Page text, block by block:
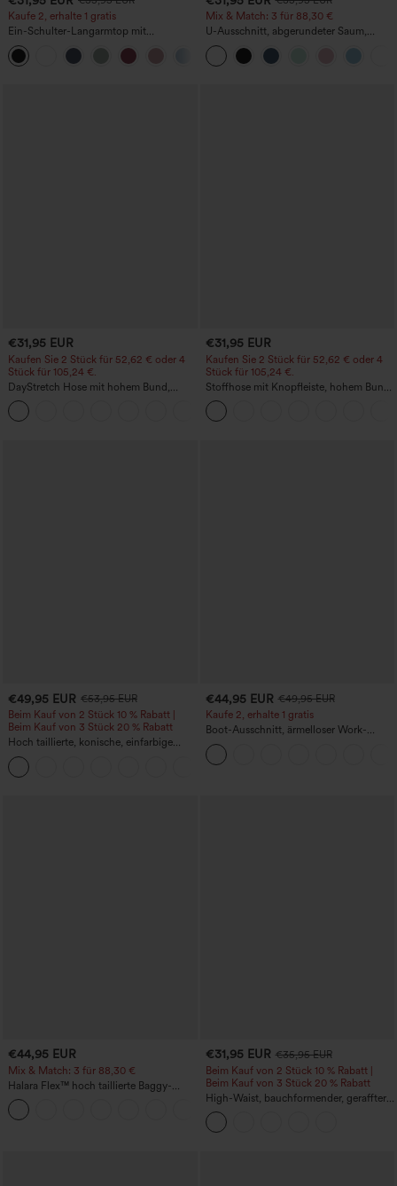
Kaufe 2, erhalte 1 gratis
Ein-Schulter-Langarmtop mit
Daumenloch, geschwungener Saum
(High-Low), schnell trocknend – Yoga-
Sporttop mit integriertem BH
+3
Mix & Match: 3 für 88,30 €
U-Ausschnitt, abgerundeter Saum,
InstantCool Yoga-Trägertop – UPF50+
€31,95 EUR
Kaufen Sie 2 Stück für 52,62 € oder 4
Stück für 105,24 €.
DayStretch Hose mit hohem Bund,
Barrel-Leg und Taschen
€31,95 EUR
Kaufen Sie 2 Stück für 52,62 € oder 4
Stück für 105,24 €.
Stoffhose mit Knopfleiste, hohem Bund,
mehreren Taschen und geradem Bein
€49,95 EUR €53,95 EUR
Beim Kauf von 2 Stück 10 % Rabatt |
Beim Kauf von 3 Stück 20 % Rabatt
Hoch taillierte, konische, einfarbige
Anzughose mit Seitentaschen
€44,95 EUR €49,95 EUR
Kaufe 2, erhalte 1 gratis
Boot-Ausschnitt, ärmelloser Work-
Jumpsuit mit seitlicher Bindung,
kühlender Cool-Touch-Effekt, gestreift
und mit Taschen – Easy Peezy Edition
€44,95 EUR
Mix & Match: 3 für 88,30 €
Halara Flex™ hoch taillierte Baggy-
Jeans mit Taschen, weitem Bein,
stonewashed, lässig
€31,95 EUR €35,95 EUR
Beim Kauf von 2 Stück 10 % Rabatt |
Beim Kauf von 3 Stück 20 % Rabatt
High-Waist, bauchformender, geraffter
Midirock mit geschwungenem Saum, 2-
in-1 Fleece/PU, lässig